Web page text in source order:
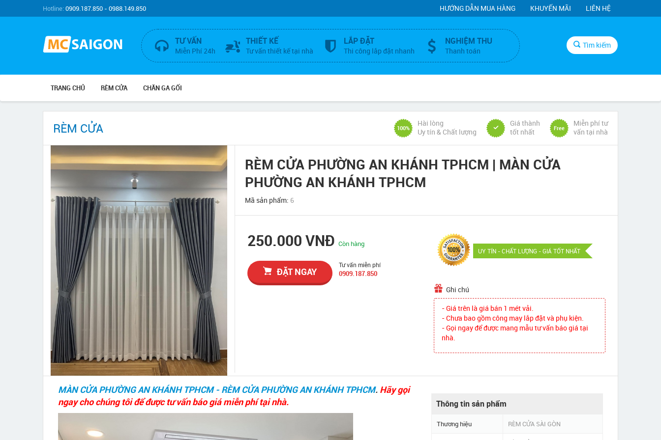
Hotline:0909.187.850 - 0988.149.850 HƯỚNG DẪN MUA HÀNG KHUYẾN MÃI LIÊN HỆ
TƯ VẤN
Miễn Phí 24h
THIẾT KẾ
Tư vấn thiết kế tại nhà
LẮP ĐẶT
Thi công lắp đặt nhanh
NGHIỆM THU
Thanh toán
Tìm kiếm
TRANG CHỦ RÈM CỬA CHĂN GA GỐI
RÈM CỬA 100%
Hài lòng
Uy tín & Chất lượng
Giá thành
tốt nhất
Free
Miễn phí tư
vấn tại nhà
RÈM CỬA PHƯỜNG AN KHÁNH TPHCM | MÀN CỬA
PHƯỜNG AN KHÁNH TPHCM
Mã sản phẩm: 6
250.000 VNĐCòn hàng
ĐẶT NGAY
Tư vấn miễn phí
0909.187.850
UY TÍN - CHẤT LƯỢNG - GIÁ TỐT NHẤT
Ghi chú
- Giá trên là giá bán 1 mét vải.
- Chưa bao gồm công may lắp đặt và phụ kiện.
- Gọi ngay để được mang mẫu tư vấn báo giá tại
nhà.
MÀN CỬA PHƯỜNG AN KHÁNH TPHCM - RÈM CỬA PHƯỜNG AN KHÁNH TPHCM. Hãy gọi
ngay cho chúng tôi để được tư vấn báo giá miễn phí tại nhà.
Thông tin sản phẩm
Thương hiệu RÈM CỬA SÀI GÒN